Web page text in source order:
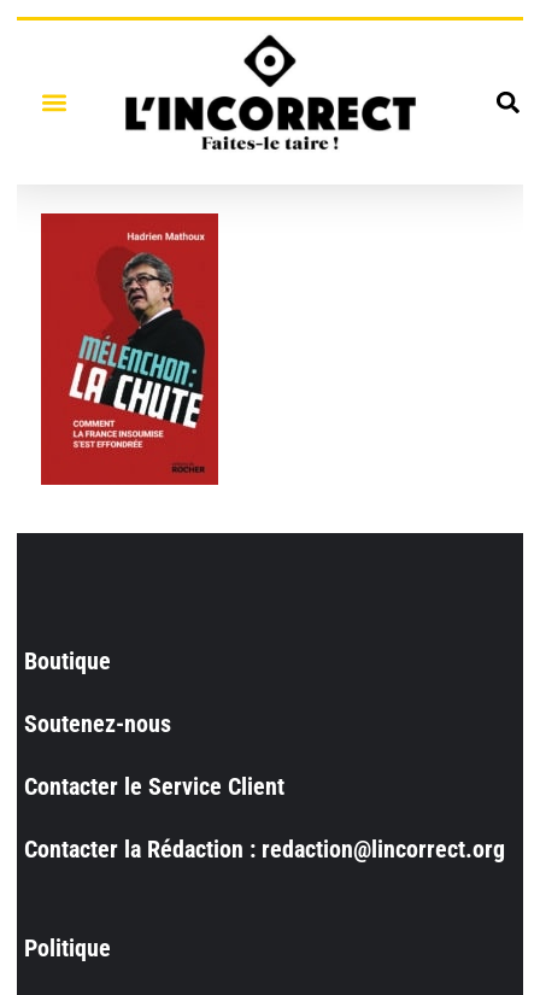
Boutique
Soutenez-nous
Contacter le Service Client
Contacter la Rédaction : redaction@lincorrect.org
Politique